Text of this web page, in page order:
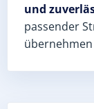
und
passender